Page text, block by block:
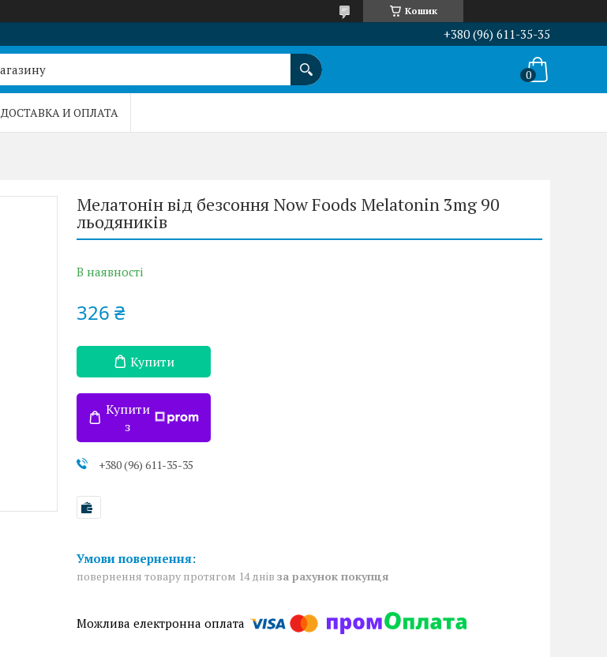
Кошик
+380 (96) 611-35-35
ДОСТАВКА И ОПЛАТА
Мелатонін від безсоння Now Foods Melatonin 3mg 90
льодяників
В наявності
326 ₴
Купити
Купити
з
+380 (96) 611-35-35
повернення товару протягом 14 днів за рахунок покупця